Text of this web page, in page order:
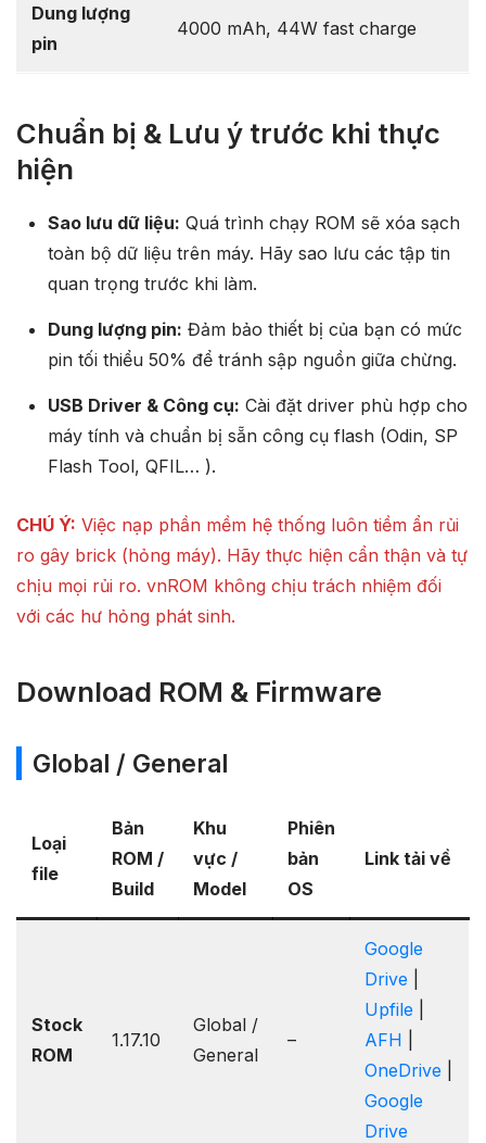
Dung lượng
pin
4000 mAh, 44W fast charge
Chuẩn bị & Lưu ý trước khi thực
hiện
Sao lưu dữ liệu: Quá trình chạy ROM sẽ xóa sạch
toàn bộ dữ liệu trên máy. Hãy sao lưu các tập tin
quan trọng trước khi làm.
Dung lượng pin: Đảm bảo thiết bị của bạn có mức
pin tối thiểu 50% để tránh sập nguồn giữa chừng.
USB Driver & Công cụ: Cài đặt driver phù hợp cho
máy tính và chuẩn bị sẵn công cụ flash (Odin, SP
Flash Tool, QFIL… ).
CHÚ Ý: Việc nạp phần mềm hệ thống luôn tiềm ẩn rủi
ro gây brick (hỏng máy). Hãy thực hiện cẩn thận và tự
chịu mọi rủi ro. vnROM không chịu trách nhiệm đối
với các hư hỏng phát sinh.
Download ROM & Firmware
Global / General
Loại
file
Bản
ROM /
Build
Khu
vực /
Model
Phiên
bản
OS
Link tải về
Stock
ROM
1.17.10
Global /
General
–
Google
Drive
Upfile
AFH
OneDrive
Google
Drive